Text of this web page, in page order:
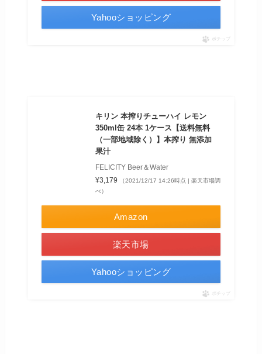
Yahooショッピング
ポチップ
キリン 本搾りチューハイ レモン
350ml缶 24本 1ケース【送料無料
（一部地域除く）】本搾り 無添加
果汁
FELICITY Beer＆Water
¥3,179
（2021/12/17 14:26時点 | 楽天市場調
べ）
Amazon
楽天市場
Yahooショッピング
ポチップ